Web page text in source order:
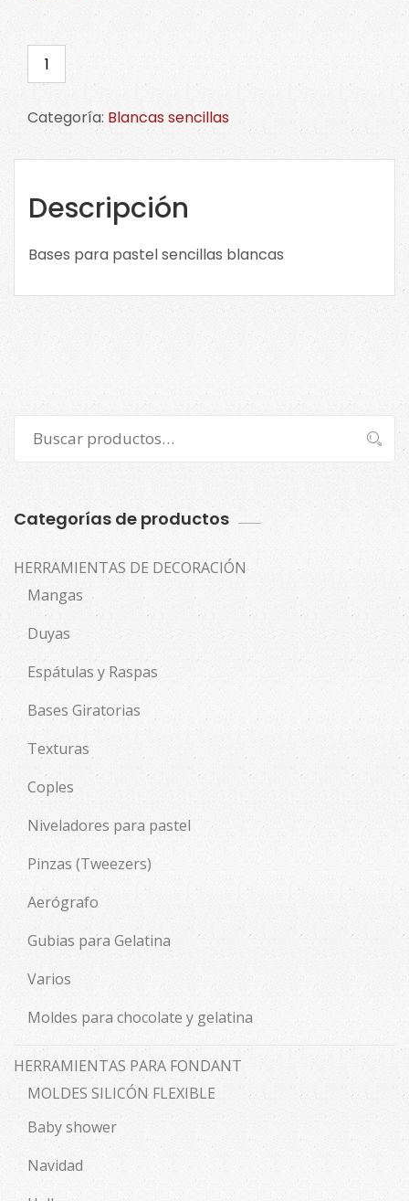
Bases
para
sencillas
blancas.
en
la
imagen
ver
tamaños
cantidad
Categoría: Blancas sencillas
Descripción
Bases para pastel sencillas blancas
por:
Buscar
Categorías de productos
HERRAMIENTAS DE DECORACIÓN
Mangas
Duyas
Espátulas y Raspas
Bases Giratorias
Texturas
Coples
Niveladores para pastel
Pinzas (Tweezers)
Aerógrafo
Gubias para Gelatina
Varios
Moldes para chocolate y gelatina
HERRAMIENTAS PARA FONDANT
MOLDES SILICÓN FLEXIBLE
Baby shower
Navidad